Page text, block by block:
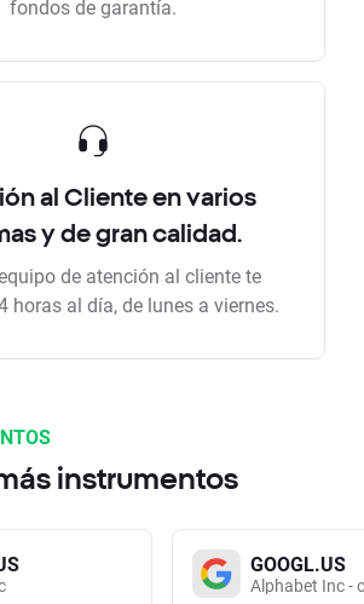
fondos de garantía.
al Cliente en varios
y de gran calidad.
de atención al cliente te
horas al día, de lunes a viernes.
instrumentos
GOOGL.US
Alphabet Inc -